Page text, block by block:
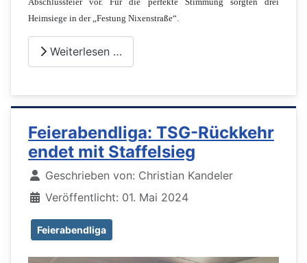
Heimsiege in der „Festung Nixenstraße“.
Weiterlesen …
Feierabendliga: TSG-Rückkehr
endet mit Staffelsieg
Details
Geschrieben von: Christian Kandeler
Veröffentlicht: 01. Mai 2024
Feierabendliga